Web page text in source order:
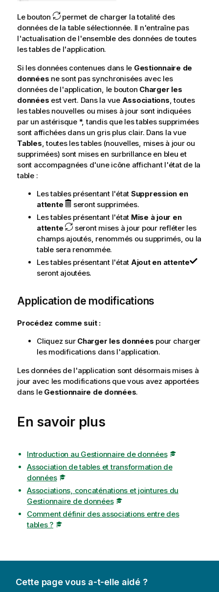
Le bouton
permet de charger la totalité des
données de la table sélectionnée. Il n'entraîne pas
l'actualisation de l'ensemble des données de toutes
les tables de l'application.
Si les données contenues dans le Gestionnaire de
données ne sont pas synchronisées avec les
données de l'application, le bouton Charger les
données est vert. Dans la vue Associations, toutes
les tables nouvelles ou mises à jour sont indiquées
par un astérisque *, tandis que les tables supprimées
sont affichées dans un gris plus clair. Dans la vue
Tables, toutes les tables (nouvelles, mises à jour ou
supprimées) sont mises en surbrillance en bleu et
sont accompagnées d'une icône affichant l'état de la
table :
Les tables présentant l'état Suppression en
attente
seront supprimées.
Les tables présentant l'état Mise à jour en
attente
seront mises à jour pour refléter les
champs ajoutés, renommés ou supprimés, ou la
table sera renommée.
Les tables présentant l'état Ajout en attente
seront ajoutées.
Application de modifications
Procédez comme suit :
Cliquez sur Charger les données pour charger
les modifications dans l'application.
Les données de l'application sont désormais mises à
jour avec les modifications que vous avez apportées
dans le Gestionnaire de données.
En savoir plus
Introduction au Gestionnaire de données
Association de tables et transformation de
données
Associations, concaténations et jointures du
Gestionnaire de données
Comment définir des associations entre des
tables ?
Cette page vous a-t-elle aidé ?